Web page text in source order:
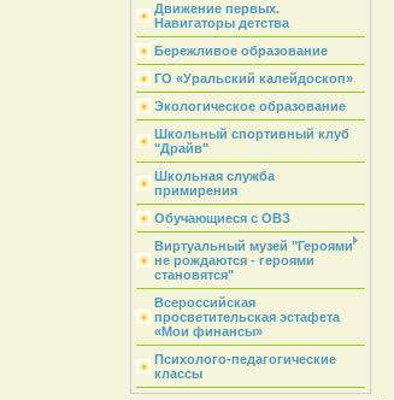
Движение первых.
Навигаторы детства
Бережливое образование
ГО «Уральский калейдоскоп»
Экологическое образование
Школьный спортивный клуб
"Драйв"
Школьная служба
примирения
Обучающиеся с ОВЗ
Виртуальный музей "Героями
не рождаются - героями
становятся"
Всероссийская
просветительская эстафета
«Мои финансы»
Психолого-педагогические
классы